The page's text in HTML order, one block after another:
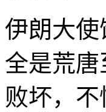
伊朗大
全是荒
败坏，